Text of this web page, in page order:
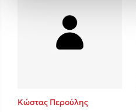
Κώστας Περούλης